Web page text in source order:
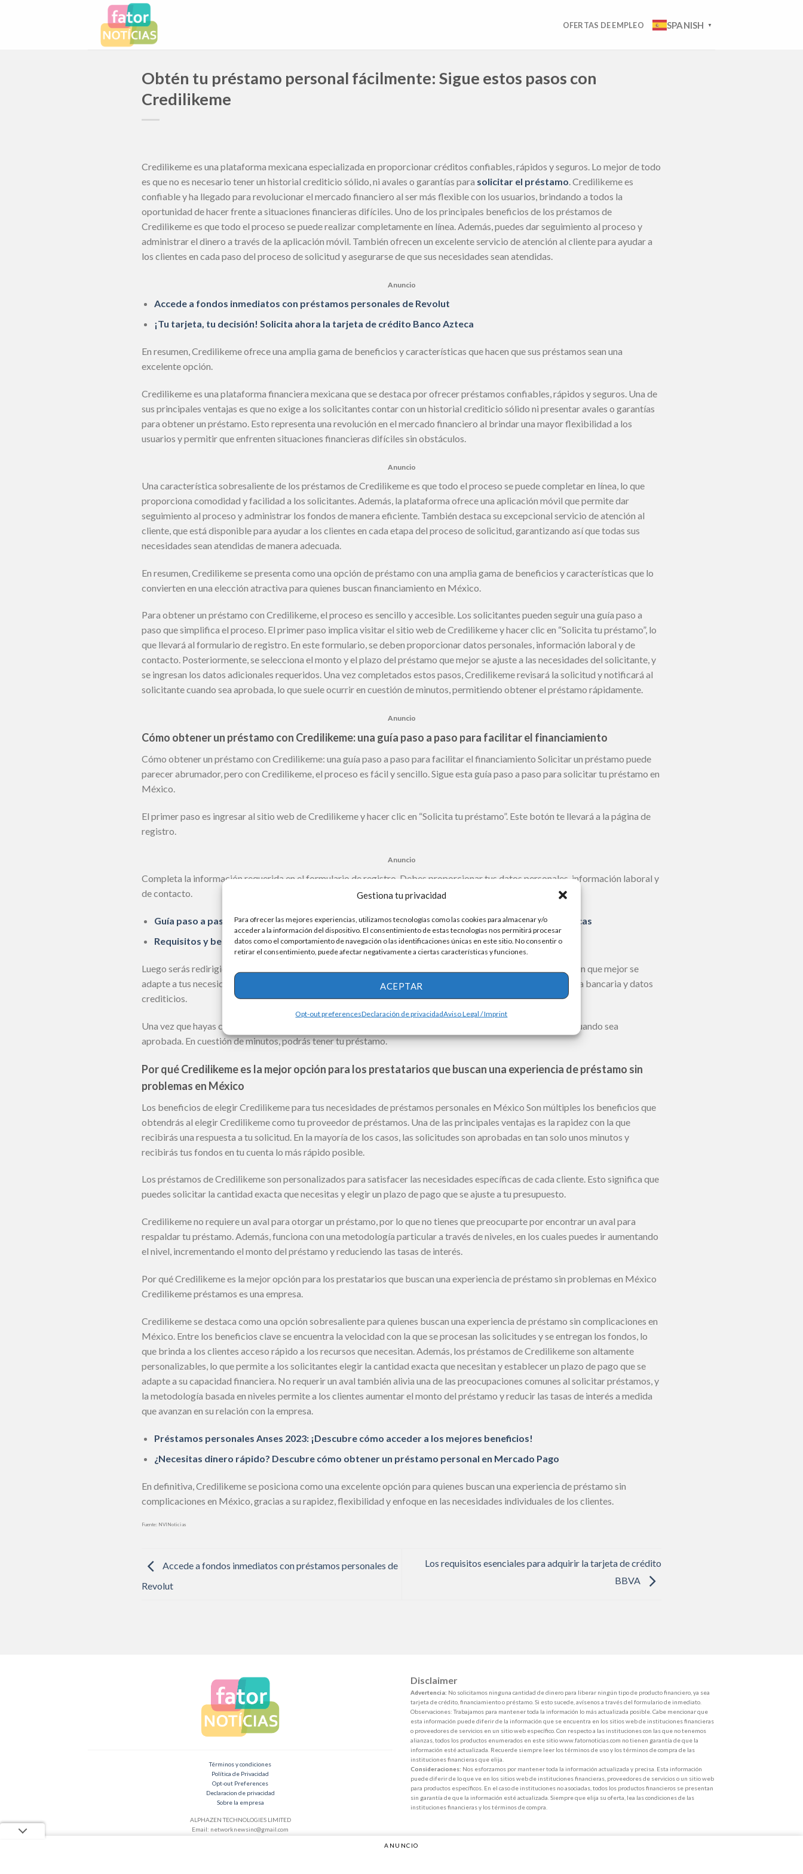
Gestiona tu privacidad
Para ofrecer las mejores experiencias, utilizamos tecnologías como las cookies para almacenar y/o
acceder a la información del dispositivo. El consentimiento de estas tecnologías nos permitirá procesar
datos como el comportamiento de navegación o las identificaciones únicas en este sitio. No consentir o
retirar el consentimiento, puede afectar negativamente a ciertas características y funciones.
ACEPTAR
Opt-out preferencesDeclaración de privacidadAviso Legal / Imprint
OFERTAS DE EMPLEO SPANISH ▼
Obtén tu préstamo personal fácilmente: Sigue estos pasos con
Credilikeme
Credilikeme es una plataforma mexicana especializada en proporcionar créditos confiables, rápidos y seguros. Lo mejor de todo
es que no es necesario tener un historial crediticio sólido, ni avales o garantías para solicitar el préstamo. Credilikeme es
confiable y ha llegado para revolucionar el mercado financiero al ser más flexible con los usuarios, brindando a todos la
oportunidad de hacer frente a situaciones financieras difíciles. Uno de los principales beneficios de los préstamos de
Credilikeme es que todo el proceso se puede realizar completamente en línea. Además, puedes dar seguimiento al proceso y
administrar el dinero a través de la aplicación móvil. También ofrecen un excelente servicio de atención al cliente para ayudar a
los clientes en cada paso del proceso de solicitud y asegurarse de que sus necesidades sean atendidas.
Anuncio
Accede a fondos inmediatos con préstamos personales de Revolut
¡Tu tarjeta, tu decisión! Solicita ahora la tarjeta de crédito Banco Azteca
En resumen, Credilikeme ofrece una amplia gama de beneficios y características que hacen que sus préstamos sean una
excelente opción.
Credilikeme es una plataforma financiera mexicana que se destaca por ofrecer préstamos confiables, rápidos y seguros. Una de
sus principales ventajas es que no exige a los solicitantes contar con un historial crediticio sólido ni presentar avales o garantías
para obtener un préstamo. Esto representa una revolución en el mercado financiero al brindar una mayor flexibilidad a los
usuarios y permitir que enfrenten situaciones financieras difíciles sin obstáculos.
Anuncio
Una característica sobresaliente de los préstamos de Credilikeme es que todo el proceso se puede completar en línea, lo que
proporciona comodidad y facilidad a los solicitantes. Además, la plataforma ofrece una aplicación móvil que permite dar
seguimiento al proceso y administrar los fondos de manera eficiente. También destaca su excepcional servicio de atención al
cliente, que está disponible para ayudar a los clientes en cada etapa del proceso de solicitud, garantizando así que todas sus
necesidades sean atendidas de manera adecuada.
En resumen, Credilikeme se presenta como una opción de préstamo con una amplia gama de beneficios y características que lo
convierten en una elección atractiva para quienes buscan financiamiento en México.
Para obtener un préstamo con Credilikeme, el proceso es sencillo y accesible. Los solicitantes pueden seguir una guía paso a
paso que simplifica el proceso. El primer paso implica visitar el sitio web de Credilikeme y hacer clic en “Solicita tu préstamo”, lo
que llevará al formulario de registro. En este formulario, se deben proporcionar datos personales, información laboral y de
contacto. Posteriormente, se selecciona el monto y el plazo del préstamo que mejor se ajuste a las necesidades del solicitante, y
se ingresan los datos adicionales requeridos. Una vez completados estos pasos, Credilikeme revisará la solicitud y notificará al
solicitante cuando sea aprobada, lo que suele ocurrir en cuestión de minutos, permitiendo obtener el préstamo rápidamente.
Anuncio
Cómo obtener un préstamo con Credilikeme: una guía paso a paso para facilitar el financiamiento
Cómo obtener un préstamo con Credilikeme: una guía paso a paso para facilitar el financiamiento Solicitar un préstamo puede
parecer abrumador, pero con Credilikeme, el proceso es fácil y sencillo. Sigue esta guía paso a paso para solicitar tu préstamo en
México.
El primer paso es ingresar al sitio web de Credilikeme y hacer clic en “Solicita tu préstamo”. Este botón te llevará a la página de
registro.
Anuncio
Completa la información requerida en el formulario de registro. Debes proporcionar tus datos personales, información laboral y
de contacto.
Guía paso a paso: Cómo solicitar un préstamo personal de Bankinter en línea y en sucursales físicas
Requisitos y beneficios: Todo lo que debes saber sobre la tarjeta de crédito Ke Buena
Luego serás redirigido a una página donde podrás seleccionar el monto y plazo de tu préstamo. Elige la opción que mejor se
adapte a tus necesidades. Es posible que debas ingresar algunos datos adicionales, como el número de cuenta bancaria y datos
crediticios.
Una vez que hayas completado todos los pasos anteriores, Credilikeme revisará tu solicitud y te informará cuando sea
aprobada. En cuestión de minutos, podrás tener tu préstamo.
Por qué Credilikeme es la mejor opción para los prestatarios que buscan una experiencia de préstamo sin
problemas en México
Los beneficios de elegir Credilikeme para tus necesidades de préstamos personales en México Son múltiples los beneficios que
obtendrás al elegir Credilikeme como tu proveedor de préstamos. Una de las principales ventajas es la rapidez con la que
recibirás una respuesta a tu solicitud. En la mayoría de los casos, las solicitudes son aprobadas en tan solo unos minutos y
recibirás tus fondos en tu cuenta lo más rápido posible.
Los préstamos de Credilikeme son personalizados para satisfacer las necesidades específicas de cada cliente. Esto significa que
puedes solicitar la cantidad exacta que necesitas y elegir un plazo de pago que se ajuste a tu presupuesto.
Credilikeme no requiere un aval para otorgar un préstamo, por lo que no tienes que preocuparte por encontrar un aval para
respaldar tu préstamo. Además, funciona con una metodología particular a través de niveles, en los cuales puedes ir aumentando
el nivel, incrementando el monto del préstamo y reduciendo las tasas de interés.
Por qué Credilikeme es la mejor opción para los prestatarios que buscan una experiencia de préstamo sin problemas en México
Credilikeme préstamos es una empresa.
Credilikeme se destaca como una opción sobresaliente para quienes buscan una experiencia de préstamo sin complicaciones en
México. Entre los beneficios clave se encuentra la velocidad con la que se procesan las solicitudes y se entregan los fondos, lo
que brinda a los clientes acceso rápido a los recursos que necesitan. Además, los préstamos de Credilikeme son altamente
personalizables, lo que permite a los solicitantes elegir la cantidad exacta que necesitan y establecer un plazo de pago que se
adapte a su capacidad financiera. No requerir un aval también alivia una de las preocupaciones comunes al solicitar préstamos, y
la metodología basada en niveles permite a los clientes aumentar el monto del préstamo y reducir las tasas de interés a medida
que avanzan en su relación con la empresa.
Préstamos personales Anses 2023: ¡Descubre cómo acceder a los mejores beneficios!
¿Necesitas dinero rápido? Descubre cómo obtener un préstamo personal en Mercado Pago
En definitiva, Credilikeme se posiciona como una excelente opción para quienes buscan una experiencia de préstamo sin
complicaciones en México, gracias a su rapidez, flexibilidad y enfoque en las necesidades individuales de los clientes.
Fuente: NVINoticias
Accede a fondos inmediatos con préstamos personales de
Revolut
Los requisitos esenciales para adquirir la tarjeta de crédito
BBVA
Términos y condiciones
Política de Privacidad
Opt-out Preferences
Declaracion de privacidad
Sobre la empresa
ALPHAZEN TECHNOLOGIES LIMITED
Email: networknewsinc@gmail.com
Disclaimer
Advertencia: No solicitamos ninguna cantidad de dinero para liberar ningún tipo de producto financiero, ya sea
tarjeta de crédito, financiamiento o préstamo. Si esto sucede, avísenos a través del formulario de inmediato.
Observaciones: Trabajamos para mantener toda la información lo más actualizada posible. Cabe mencionar que
esta información puede diferir de la información que se encuentra en los sitios web de instituciones financieras
o proveedores de servicios en un sitio web específico. Con respecto a las instituciones con las que no tenemos
alianzas, todos los productos enumerados en este sitio www.fatornoticias.com no tienen garantía de que la
información esté actualizada. Recuerde siempre leer los términos de uso y los términos de compra de las
instituciones financieras que elija.
Consideraciones: Nos esforzamos por mantener toda la información actualizada y precisa. Esta información
puede diferir de lo que ve en los sitios web de instituciones financieras, proveedores de servicios o un sitio web
para productos específicos. En el caso de instituciones no asociadas, todos los productos financieros se presentan
sin garantía de que la información esté actualizada. Siempre que elija su oferta, lea las condiciones de las
instituciones financieras y los términos de compra.
ANUNCIO